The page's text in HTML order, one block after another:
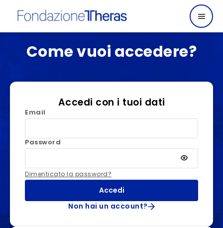
Come vuoi accedere?
Accedi con i tuoi dati
Email
Password
Dimenticato la password?
Accedi
Non hai un account?